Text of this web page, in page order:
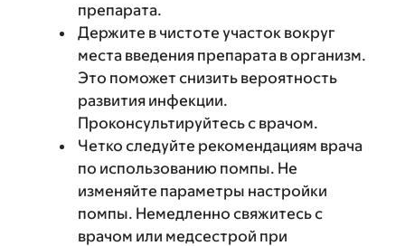
препарата.
Держите в чистоте участок вокруг
места введения препарата в организм.
Это поможет снизить вероятность
развития инфекции.
Проконсультируйтесь с врачом.
Четко следуйте рекомендациям врача
по использованию помпы. Не
изменяйте параметры настройки
помпы. Немедленно свяжитесь с
врачом или медсестрой при